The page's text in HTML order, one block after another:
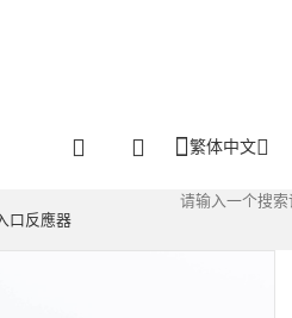
繁体中文
口反應器